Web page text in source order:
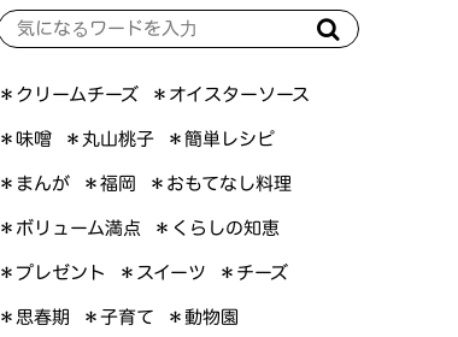
＊クリームチーズ ＊オイスターソース
＊味噌 ＊丸山桃子 ＊簡単レシピ
＊まんが ＊福岡 ＊おもてなし料理
＊ボリューム満点 ＊くらしの知恵
＊プレゼント ＊スイーツ ＊チーズ
＊思春期 ＊子育て ＊動物園